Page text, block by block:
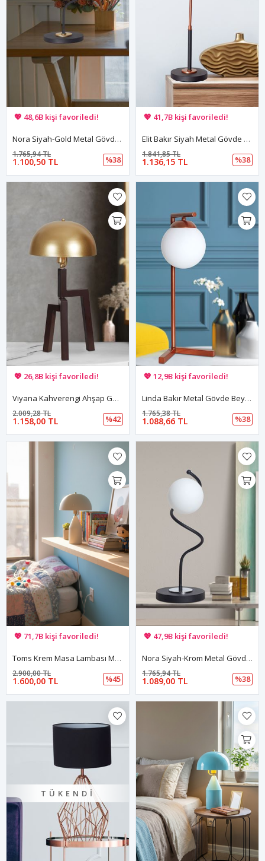
🚚 Hızlı teslimat yapılıyor!
💖 48,6B kişi favoriledi!
💸 Sepette 100 TL indirim!
Nora Siyah-Gold Metal Gövde Beyaz Camlı Tasarım Lüx Masa Lambası
1.100,50 TL
1.765,94 TL
%38
🚚 Hızlı teslimat yapılıyor!
💖 41,7B kişi favoriledi!
💸 Sepette 100 TL indirim!
Elit Bakır Siyah Metal Gövde Beyaz Camlı Tasarım Lüx Masa Lambası
1.136,15 TL
1.841,85 TL
%38
🚚 Hızlı teslimat yapılıyor!
💖 26,8B kişi favoriledi!
💸 Sepette 100 TL indirim!
Viyana Kahverengi Ahşap Gövde Sarı Başlık Tasarım Lüx Masa Lambası
1.158,00 TL
2.009,28 TL
%42
🚚 Hızlı teslimat yapılıyor!
💖 12,9B kişi favoriledi!
💸 Sepette 100 TL indirim!
Linda Bakır Metal Gövde Beyaz Camlı Tasarım Lüx Masa Lambası
1.088,66 TL
1.765,38 TL
%38
🚚 Hızlı teslimat yapılıyor!
💖 71,7B kişi favoriledi!
💸 Sepette 100 TL indirim!
Toms Krem Masa Lambası Modern Dekoratif Metal Tasarım Şık Aydınlatma
1.600,00 TL
2.900,00 TL
%45
🚚 Hızlı teslimat yapılıyor!
💸 Sepette 100 TL indirim!
Nora Siyah-Krom Metal Gövde Beyaz Camlı Tasarım Lüx Masa Lambası
1.089,00 TL
1.765,94 TL
%38
TÜKENDI
🚚 Hızlı teslimat yapılıyor!
🚚 Hızlı teslimat yapılıyor!